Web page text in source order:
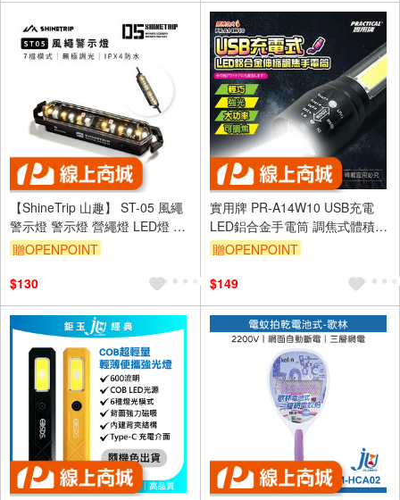
【ShineTrip 山趣】 ST-05 風繩
警示燈 警示燈 營繩燈 LED燈 磁
吸燈 帳篷燈 防絆倒
贈OPENPOINT
$130
實用牌 PR-A14W10 USB充電
LED鋁合金手電筒 調焦式體積輕
巧 便攜照明 附充電線
贈OPENPOINT
（運費不算在 2000 元的範圍
內）
單品享9折
$149